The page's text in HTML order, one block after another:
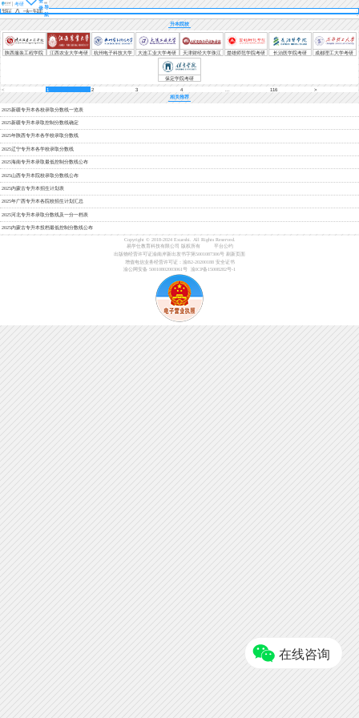
考研
登
录导
航
升本院校
陕西服装工程学院
考研
江西农业大学考研
杭州电子科技大学
考研
大连工业大学考研
天津财经大学珠江
学院考研
楚雄师范学院考研 长治医学院考研 成都理工大学考研
保定学院考研
< 1 2 3 4 116
>
相关推荐
2025新疆专升本各校录取分数线一览表
2025新疆专升本录取控制分数线确定
2025年陕西专升本各学校录取分数线
2025辽宁专升本各学校录取分数线
2025海南专升本录取最低控制分数线公布
2025山西专升本院校录取分数线公布
2025内蒙古专升本招生计划表
2025年广西专升本各院校招生计划汇总
2025河北专升本录取分数线及一分一档表
2025内蒙古专升本投档最低控制分数线公布
Copyright © 2018-2024 Exueshi. All Rights Reserved.
易学仕教育科技有限公司 版权所有
平台公约
出版物经营许可证渝南岸新出发书字第5001087306号
刷新页面
增值电信业务经营许可证：渝B2-20200188 安全证书
渝公网安备 50010802003061号
渝ICP备15008282号-1